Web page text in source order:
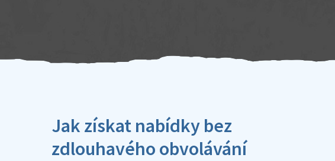
Jak získat nabídky bez
zdlouhavého obvolávání